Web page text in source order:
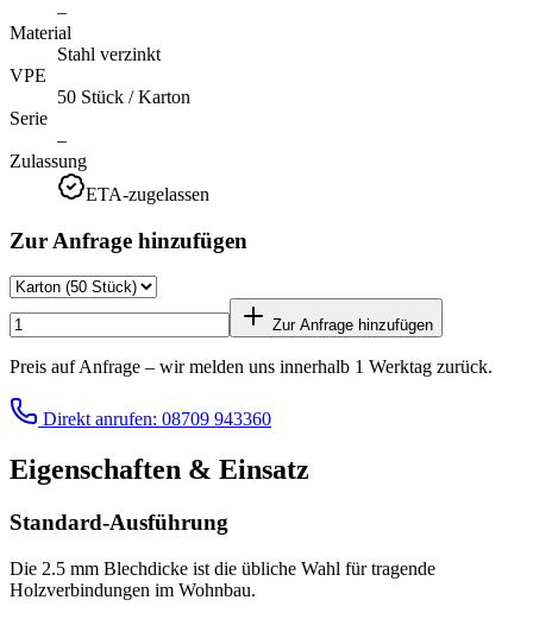
–
Material
Stahl verzinkt
VPE
50 Stück / Karton
Serie
–
Zulassung
ETA-zugelassen
Zur Anfrage hinzufügen
Zur Anfrage hinzufügen
Preis auf Anfrage – wir melden uns innerhalb 1 Werktag zurück.
Direkt anrufen: 08709 943360
Eigenschaften & Einsatz
Standard-Ausführung
Die 2.5 mm Blechdicke ist die übliche Wahl für tragende
Holzverbindungen im Wohnbau.